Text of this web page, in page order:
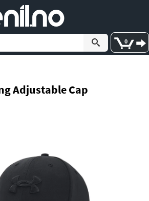
nil no
0
Adjustable Cap